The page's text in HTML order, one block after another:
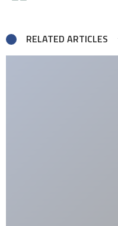
RELATED ARTICLES